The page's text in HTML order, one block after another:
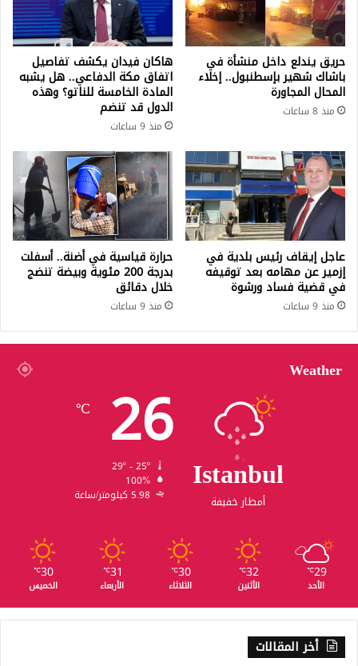
حريق يندلع داخل منشأة في
باشاك شهير بإسطنبول.. إخلاء
المحال المجاورة
منذ 8 ساعات
هاكان فيدان يكشف تفاصيل
اتفاق مكة الدفاعي.. هل يشبه
المادة الخامسة للناتو؟ وهذه
الدول قد تنضم
منذ 9 ساعات
عاجل إيقاف رئيس بلدية في
إزمير عن مهامه بعد توقيفه
في قضية فساد ورشوة
منذ 9 ساعات
حرارة قياسية في أضنة.. أسفلت
بدرجة 200 مئوية وبيضة تنضج
خلال دقائق
منذ 9 ساعات
Weather
Istanbul
أمطار خفيفة
26
℃
100%
5.98 كيلومتر/ساعة
29
℃
الأحد
32
℃
الأثنين
30
℃
الثلاثاء
31
℃
الأربعاء
30
℃
الخميس
أخر المقالات